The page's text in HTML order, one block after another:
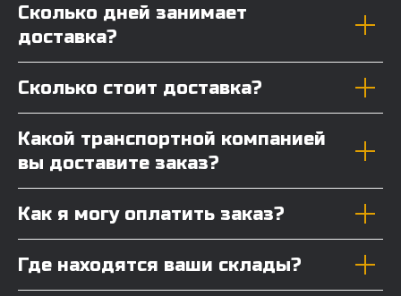
Сколько дней занимает
доставка?
Сколько стоит доставка?
Какой транспортной компанией
вы доставите заказ?
Как я могу оплатить заказ?
Где находятся ваши склады?